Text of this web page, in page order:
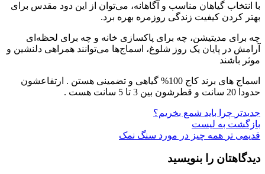
با انتخاب گیاهان مناسب و آگاهانه، می‌توان از این دود مقدس برای
بهتر کردن کیفیت زندگی روزمره بهره برد.
چه برای مدیتیشن، چه برای پاکسازی خانه و چه برای لحظه‌ای
آرامش در پایان یک روز شلوغ، اسماج‌ها می‌توانند همراهی دلنشین و
موثر باشند
اسماج های برند کاج 100% گیاهی و تضمینی هستن . ارتفاعشون
حدودا 20 سانت و قطرشون بین 3 تا 5 سانت هست .
جدیدتر چرا باید شمع بخریم؟
بازگشت به لیست
قدیمی تر همه چیز در مورد سنگ نمک
دیدگاهتان را بنویسید